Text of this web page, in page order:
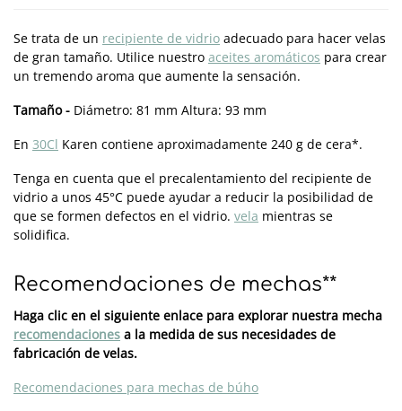
Se trata de un recipiente de vidrio adecuado para hacer velas
de gran tamaño. Utilice nuestro aceites aromáticos para crear
un tremendo aroma que aumente la sensación.
Tamaño - Diámetro: 81 mm Altura: 93 mm
En 30Cl Karen contiene aproximadamente 240 g de cera*.
Tenga en cuenta que el precalentamiento del recipiente de
vidrio a unos 45°C puede ayudar a reducir la posibilidad de
que se formen defectos en el vidrio. vela mientras se
solidifica.
Recomendaciones de mechas**
Haga clic en el siguiente enlace para explorar nuestra mecha
recomendaciones a la medida de sus necesidades de
fabricación de velas.
Recomendaciones para mechas de búho